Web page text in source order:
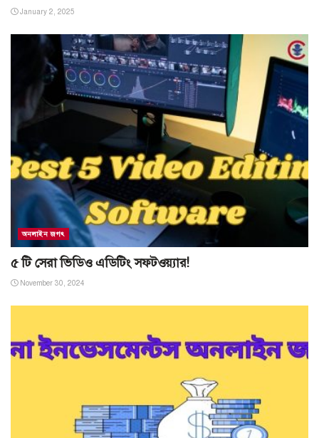
January 2, 2025
অনলাইন জগৎ
৫ টি সেরা ভিডিও এডিটিং সফটওয়্যার!
November 30, 2024